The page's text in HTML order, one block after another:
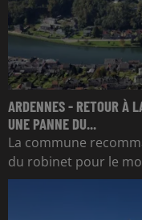
ARDENNES - RETOUR À
UNE PANNE DU...
La commune
du robinet pour le